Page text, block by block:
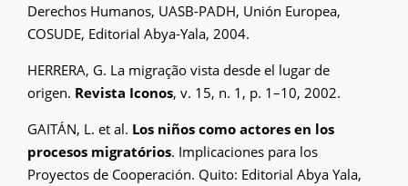
Derechos Humanos, UASB-PADH, Unión Europea,
COSUDE, Editorial Abya-Yala, 2004.
HERRERA, G. La migração vista desde el lugar de
origen. Revista Iconos, v. 15, n. 1, p. 1–10, 2002.
GAITÁN, L. et al. Los niños como actores en los
procesos migratórios. Implicaciones para los
Proyectos de Cooperación. Quito: Editorial Abya Yala,